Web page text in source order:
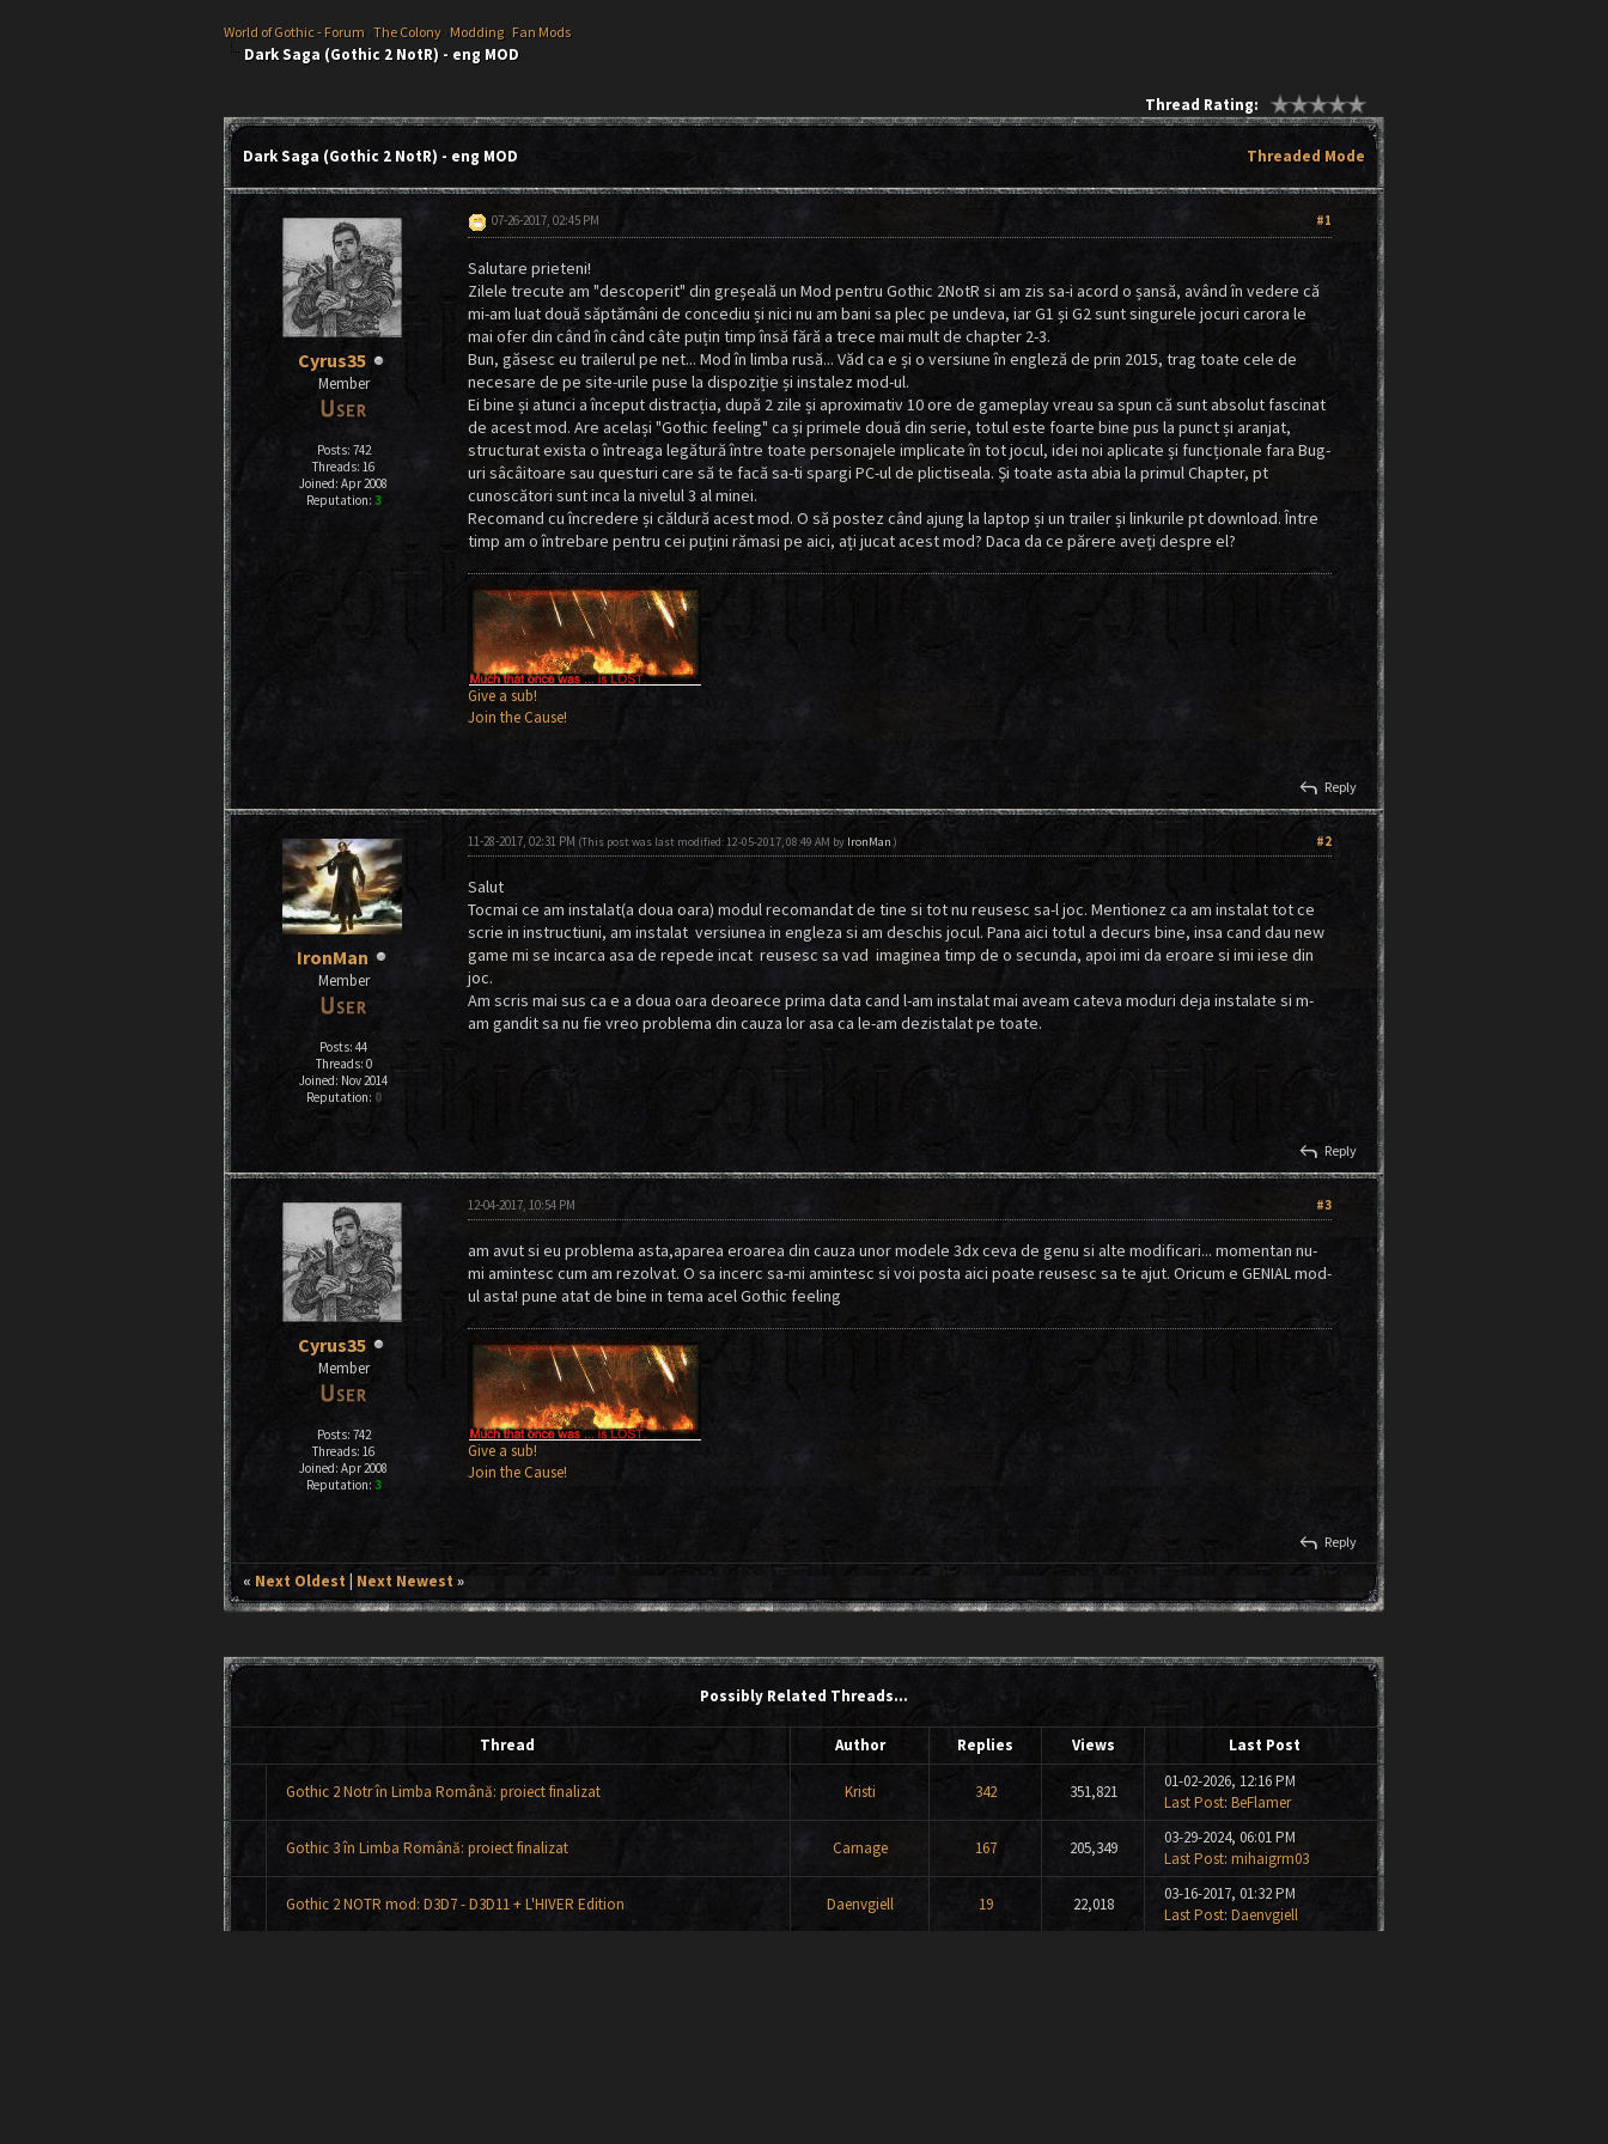
World of Gothic - Forum ›The Colony › Modding › Fan Mods
Dark Saga (Gothic 2 NotR) - eng MOD
Thread Rating:
Threaded Mode
Dark Saga (Gothic 2 NotR) - eng MOD
Cyrus35
Member
Posts: 742
Threads: 16
Joined: Apr 2008
Reputation: 3
#1
07-26-2017, 02:45 PM
Salutare prieteni!
Zilele trecute am "descoperit" din greșeală un Mod pentru Gothic 2NotR si am zis sa-i acord o șansă, având în vedere că
mi-am luat două săptămâni de concediu și nici nu am bani sa plec pe undeva, iar G1 și G2 sunt singurele jocuri carora le
mai ofer din când în când câte puțin timp însă fără a trece mai mult de chapter 2-3.
Bun, găsesc eu trailerul pe net... Mod în limba rusă... Văd ca e și o versiune în engleză de prin 2015, trag toate cele de
necesare de pe site-urile puse la dispoziție și instalez mod-ul.
Ei bine și atunci a început distracția, după 2 zile și aproximativ 10 ore de gameplay vreau sa spun că sunt absolut fascinat
de acest mod. Are același "Gothic feeling" ca și primele două din serie, totul este foarte bine pus la punct și aranjat,
structurat exista o întreaga legătură între toate personajele implicate în tot jocul, idei noi aplicate și funcționale fara Bug-
uri sâcâitoare sau questuri care să te facă sa-ti spargi PC-ul de plictiseala. Și toate asta abia la primul Chapter, pt
cunoscători sunt inca la nivelul 3 al minei.
Recomand cu încredere și căldură acest mod. O să postez când ajung la laptop și un trailer și linkurile pt download. Între
timp am o întrebare pentru cei puțini rămasi pe aici, ați jucat acest mod? Daca da ce părere aveți despre el?
Give a sub!
Join the Cause!
reply Reply
IronMan
Member
Posts: 44
Threads: 0
Joined: Nov 2014
Reputation: 0
#2
11-28-2017, 02:31 PM (This post was last modified: 12-05-2017, 08:49 AM by IronMan.)
Salut
Tocmai ce am instalat(a doua oara) modul recomandat de tine si tot nu reusesc sa-l joc. Mentionez ca am instalat tot ce
scrie in instructiuni, am instalat versiunea in engleza si am deschis jocul. Pana aici totul a decurs bine, insa cand dau new
game mi se incarca asa de repede incat reusesc sa vad imaginea timp de o secunda, apoi imi da eroare si imi iese din
joc.
Am scris mai sus ca e a doua oara deoarece prima data cand l-am instalat mai aveam cateva moduri deja instalate si m-
am gandit sa nu fie vreo problema din cauza lor asa ca le-am dezistalat pe toate.
reply Reply
Cyrus35
Member
Posts: 742
Threads: 16
Joined: Apr 2008
Reputation: 3
#3
12-04-2017, 10:54 PM
am avut si eu problema asta,aparea eroarea din cauza unor modele 3dx ceva de genu si alte modificari... momentan nu-
mi amintesc cum am rezolvat. O sa incerc sa-mi amintesc si voi posta aici poate reusesc sa te ajut. Oricum e GENIAL mod-
ul asta! pune atat de bine in tema acel Gothic feeling
Give a sub!
Join the Cause!
reply Reply
« Next Oldest Next Newest»
Possibly Related Threads…
Thread Author Replies Views Last Post
Gothic 2 Notr în Limba Română: proiect finalizat Kristi 342 351,821
01-02-2026, 12:16 PM
Last Post: BeFlamer
Gothic 3 în Limba Română: proiect finalizat Carnage 167 205,349
03-29-2024, 06:01 PM
Last Post: mihaigrm03
Gothic 2 NOTR mod: D3D7 - D3D11 + L'HIVER Edition Daenvgiell 19 22,018
03-16-2017, 01:32 PM
Last Post: Daenvgiell